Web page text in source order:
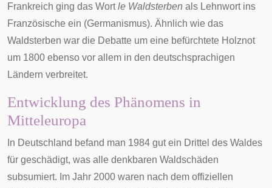
Frankreich ging das Wortle Waldsterben als Lehnwortins
Französische ein (Germanismus). Ähnlich wie das
Waldsterben war die Debatte um eine befürchtete Holznot
um 1800 ebenso vor allem in den deutschsprachigen
Ländern verbreitet.
Entwicklung des Phänomens in
Mitteleuropa
In Deutschland befand man 1984 gut ein Drittel des Waldes
für geschädigt, was alle denkbaren Waldschäden
subsumiert. Im Jahr 2000 waren nach dem offiziellen